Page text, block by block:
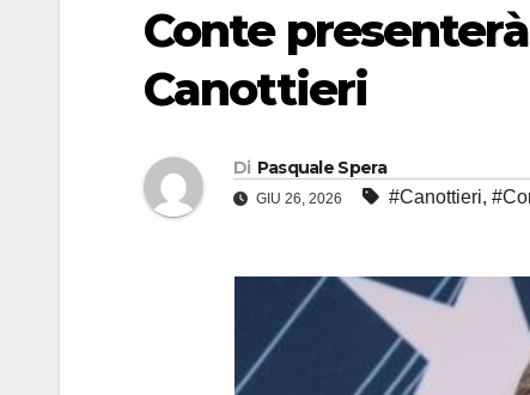
Conte
Canottieri
Di Pasquale Spera
GIU 26, 2026 #Canottieri,